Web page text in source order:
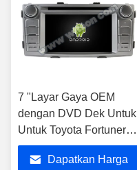
7 "Layar Gaya OEM
dengan DVD Dek Untuk
Untuk Toyota Fortuner 1
AN50 AN60 HILUX
Revo Vigo 2008- 2014
Dapatkan Harga